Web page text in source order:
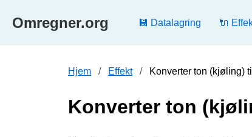
Omregner.org 💾 Datalagring 🔌
Hjem Effekt Konverter ton (kjøling)
Konverter ton